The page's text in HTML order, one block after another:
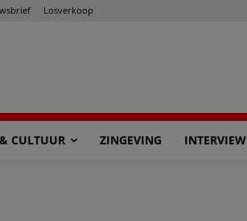
Losverkoop
CULTUUR ZINGEVING INTERVIEW